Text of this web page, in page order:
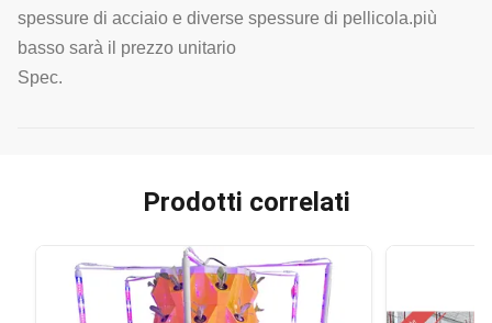
spessure di acciaio e diverse spessure di pellicola.più
basso sarà il prezzo unitario
Spec.
Prodotti correlati